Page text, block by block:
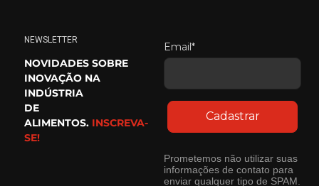
NEWSLETTER
NOVIDADES SOBRE
INOVAÇÃO NA
INDÚSTRIA
DE
ALIMENTOS. INSCREVA-
SE!
Email*
Cadastrar
Prometemos não utilizar suas
informações de contato para
enviar qualquer tipo de SPAM.